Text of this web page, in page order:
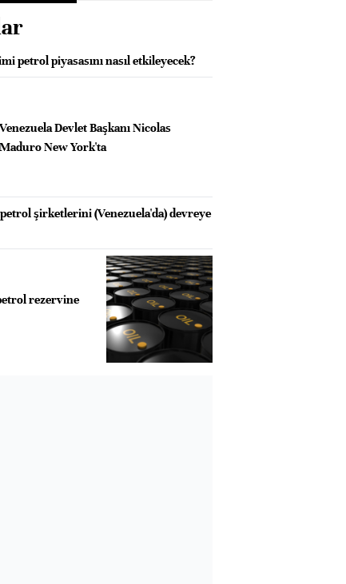
petrol piyasasını nasıl etkileyecek?
Venezuela Devlet Başkanı Nicolas
Maduro New York'ta
şirketlerini (Venezuela'da) devreye
rezervine